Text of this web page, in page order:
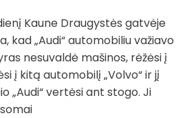
Kaune Draugystės gatvėje
kad „Audi“ automobiliu važiavo
nesuvaldė mašinos, rėžėsi į
į kitą automobilį „Volvo“ ir jį
„Audi“ vertėsi ant stogo. Ji